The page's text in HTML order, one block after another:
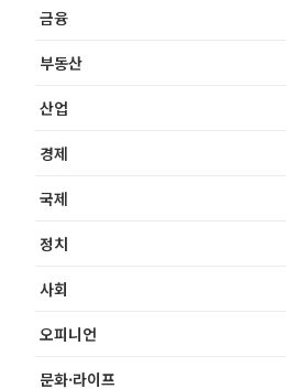
금융
부동산
산업
경제
국제
정치
사회
오피니언
문화·라이프